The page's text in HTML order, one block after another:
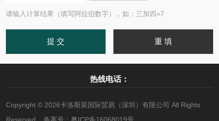
请输入计算结果（填写阿拉伯数字），如：三加四=7
热线电话：
Copyright © 2026卡洛斯莫国际贸易（深圳）有限公司 All Rights